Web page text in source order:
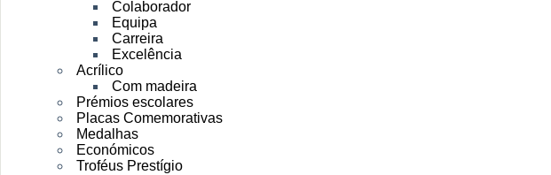
Colaborador
Equipa
Carreira
Excelência
Acrílico
Com madeira
Prémios escolares
Placas Comemorativas
Medalhas
Económicos
Troféus Prestígio